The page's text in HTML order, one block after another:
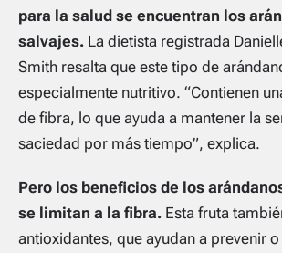
para la salud se encuentran los
salvajes. La dietista registrada
Smith resalta que este tipo de
especialmente nutritivo. “Contienen
de fibra, lo que ayuda a mantener la
saciedad por más tiempo”, explica.
Pero los beneficios de los
se limitan a la fibra. Esta fruta
antioxidantes, que ayudan a prevenir